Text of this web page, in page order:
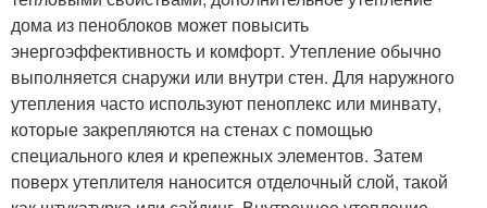
дома из пеноблоков может повысить
энергоэффективность и комфорт. Утепление обычно
выполняется снаружи или внутри стен. Для наружного
утепления часто используют пеноплекс или минвату,
которые закрепляются на стенах с помощью
специального клея и крепежных элементов. Затем
поверх утеплителя наносится отделочный слой, такой